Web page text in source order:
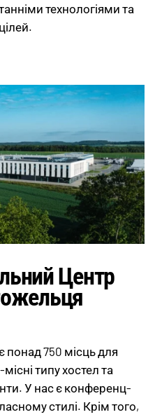
технологіями та
Центр
понад 750 місць для
типу хостел та
У нас є конференц-
стилі. Крім того,